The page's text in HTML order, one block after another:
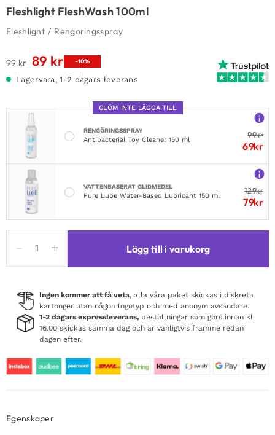
Fleshlight FleshWash 100ml
Fleshlight / Rengöringsspray
99kr Det
priset
99 kr.
89 krDet
priset
-10%
Lagervara, 1-2 dagars leverans
GLÖM INTE LÄGGA TILL
RENGÖRINGSSPRAY
Antibacterial Toy Cleaner 150 ml
99kr
69kr
VATTENBASERAT GLIDMEDEL
Pure Lube Water-Based Lubricant 150 ml
129kr
79kr
FleshWash
100ml
Lägg till i varukorg
Ingen kommer att få veta, alla våra paket skickas i diskreta
kartonger utan någon logotyp och med anonym avsändare.
1-2 dagars expressleverans, beställningar som görs innan kl
16.00 skickas samma dag och är vanligtvis framme redan
dagen efter.
Egenskaper